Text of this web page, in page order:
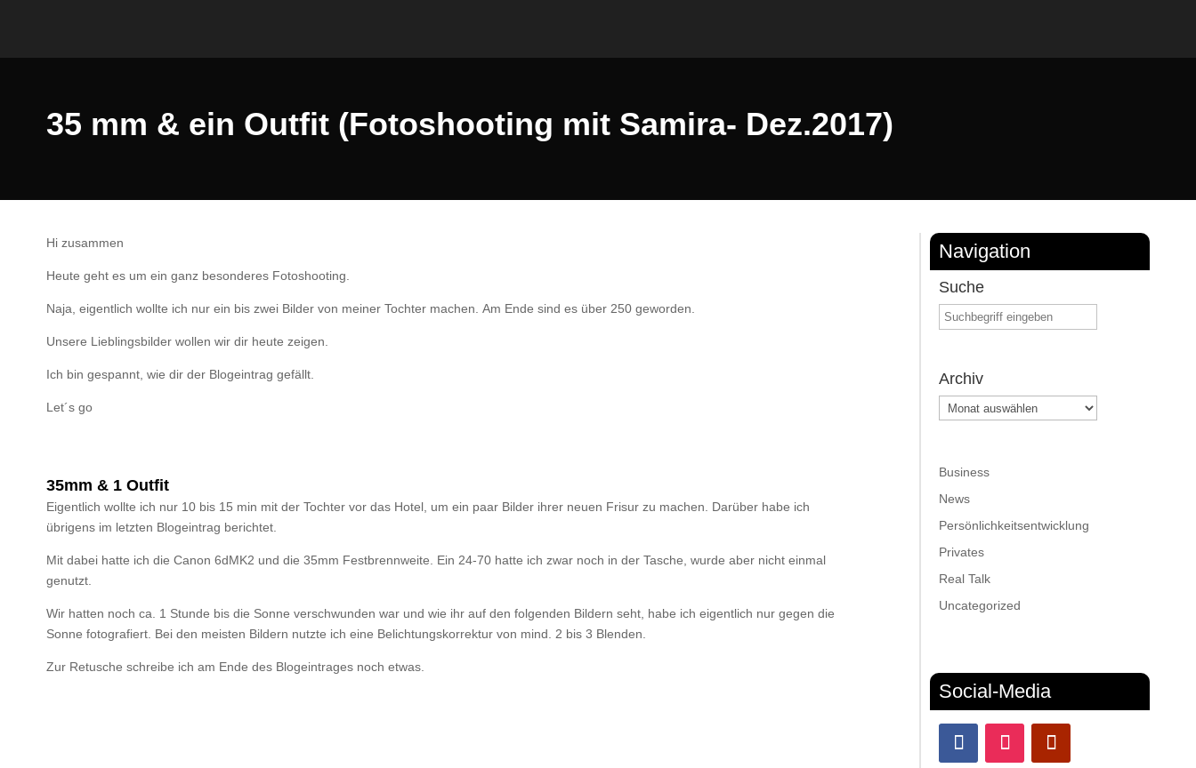
35 mm & ein Outfit (Fotoshooting mit Samira- Dez.2017)
Hi zusammen
Heute geht es um ein ganz besonderes Fotoshooting.
Naja, eigentlich wollte ich nur ein bis zwei Bilder von meiner Tochter machen. Am Ende sind es über 250 geworden.
Unsere Lieblingsbilder wollen wir dir heute zeigen.
Ich bin gespannt, wie dir der Blogeintrag gefällt.
Let´s go
35mm & 1 Outfit
Eigentlich wollte ich nur 10 bis 15 min mit der Tochter vor das Hotel, um ein paar Bilder ihrer neuen Frisur zu machen. Darüber habe ich
übrigens im letzten Blogeintrag berichtet.
Mit dabei hatte ich die Canon 6dMK2 und die 35mm Festbrennweite. Ein 24-70 hatte ich zwar noch in der Tasche, wurde aber nicht einmal
genutzt.
Wir hatten noch ca. 1 Stunde bis die Sonne verschwunden war und wie ihr auf den folgenden Bildern seht, habe ich eigentlich nur gegen die
Sonne fotografiert. Bei den meisten Bildern nutzte ich eine Belichtungskorrektur von mind. 2 bis 3 Blenden.
Zur Retusche schreibe ich am Ende des Blogeintrages noch etwas.
Navigation
Suche
Archiv
Archiv
Business
News
Persönlichkeitsentwicklung
Privates
Real Talk
Uncategorized
Social-Media